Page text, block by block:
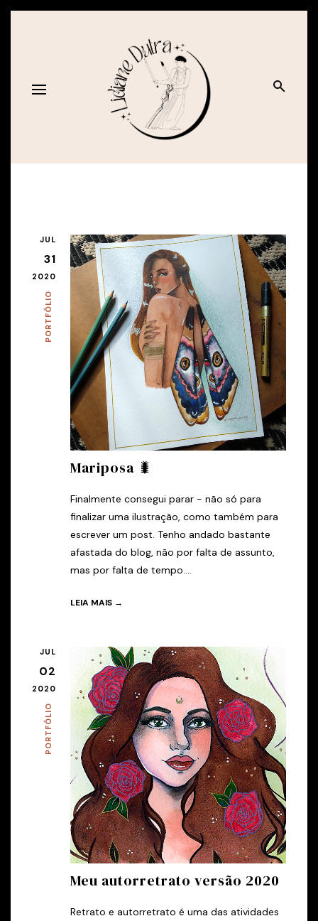
JUL
31
2020
PORTFÓLIO
Mariposa 🐛
Finalmente consegui parar - não só para
finalizar uma ilustração, como também para
escrever um post. Tenho andado bastante
afastada do blog, não por falta de assunto,
mas por falta de tempo....
LEIA MAIS →
JUL
02
2020
PORTFÓLIO
Meu autorretrato versão 2020
Retrato e autorretrato é uma das atividades